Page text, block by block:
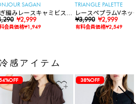
SAGAN
編みレースキャミビスチ
¥2,999
会員価格¥1,949
TRIANGLE PALETTE
レースペプラムVネッ
ト
¥3,990 ¥2,999
有料会員価格¥2,549
感アイテム
38%OFF